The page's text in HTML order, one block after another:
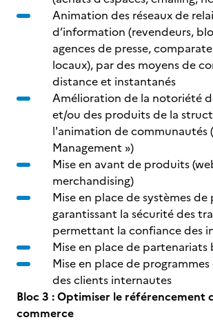
Animation des réseaux de
d’information (revendeurs,
agences de presse,
locaux), par des moyens de
distance et instantanés
Amélioration de la notoriété
et/ou des produits de la
l'animation de communautés
Management »)
Mise en avant de produits
merchandising)
Mise en place de systèmes
garantissant la sécurité des
permettant la confiance des
Mise en place de partenariats
Mise en place de
des clients internautes
Bloc 3 : Optimiser le référencement
commerce